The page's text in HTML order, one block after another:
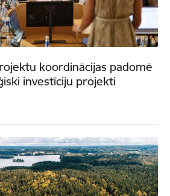
koordinācijas padomē
investīciju projekti